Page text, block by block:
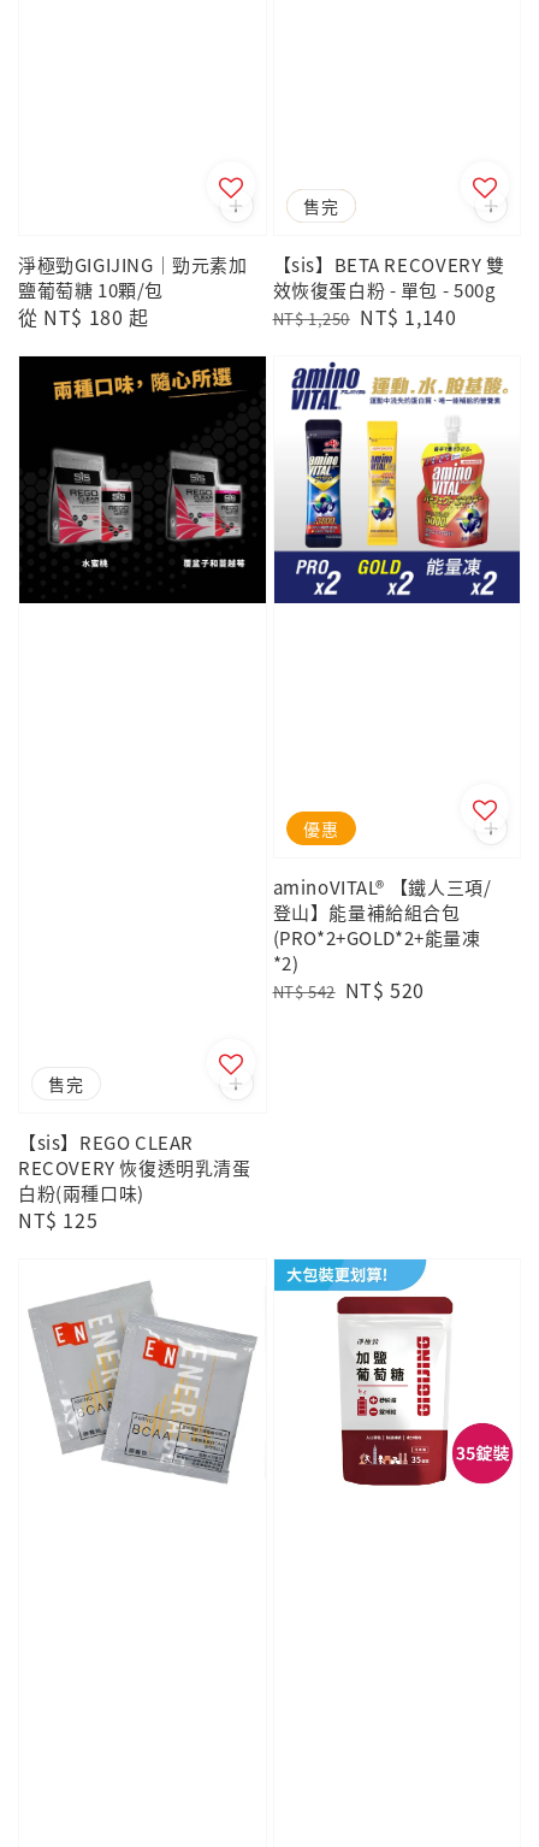
淨極勁GIGIJING｜勁元素加
鹽葡萄糖 10顆/包
Regular
從 NT$ 180 起
優惠
售完
【sis】BETA RECOVERY 雙
效恢復蛋白粉 - 單包 - 500g
Regular
NT$ 1,250 Sale
NT$ 1,140
售完
【sis】REGO CLEAR
RECOVERY 恢復透明乳清蛋
白粉(兩種口味)
Regular
NT$ 125
優惠
aminoVITAL® 【鐵人三項/
登山】能量補給組合包
(PRO*2+GOLD*2+能量凍
*2)
Regular
NT$ 542 Sale
NT$ 520